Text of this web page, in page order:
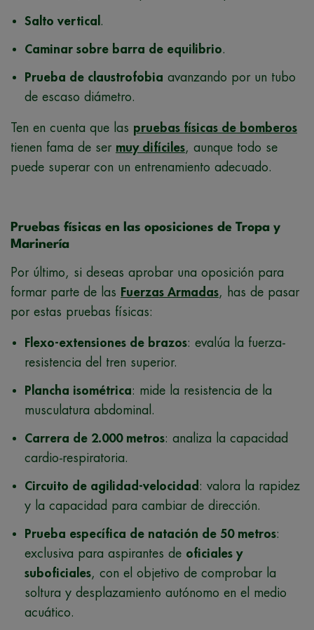
Salto vertical .
Caminar sobre barra de equilibrio.
Prueba de claustrofobia avanzando por un tubo
de escaso diámetro.
Ten en cuenta que las pruebas físicas de bomberos
tienen fama de ser muy difíciles, aunque todo se
puede superar con un entrenamiento adecuado.
Pruebas físicas en las oposiciones de Tropa y
Marinería
Por último, si deseas aprobar una oposición para
formar parte de las Fuerzas Armadas, has de pasar
por estas pruebas físicas:
Flexo-extensiones de brazos: evalúa la fuerza-
resistencia del tren superior.
Plancha isométrica: mide la resistencia de la
musculatura abdominal.
Carrera de 2.000 metros: analiza la capacidad
cardio-respiratoria.
Circuito de agilidad-velocidad : valora la rapidez
y la capacidad para cambiar de dirección.
Prueba específica de natación de 50 metros:
exclusiva para aspirantes de oficiales y
suboficiales, con el objetivo de comprobar la
soltura y desplazamiento autónomo en el medio
acuático.